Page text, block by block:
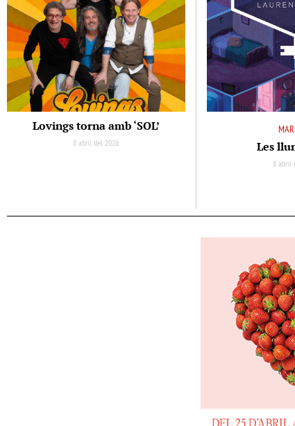
Lovings torna amb ‘SOL’
8 abril del 2026 Les
8 abril